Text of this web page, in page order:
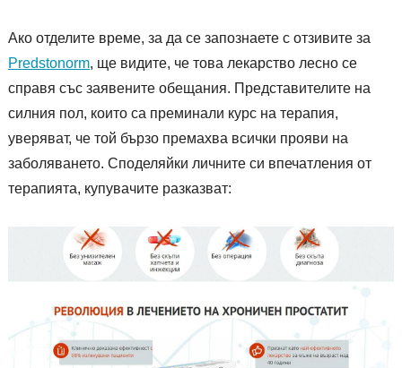
Ако отделите време, за да се запознаете с отзивите за
Predstonorm, ще видите, че това лекарство лесно се
справя със заявените обещания. Представителите на
силния пол, които са преминали курс на терапия,
уверяват, че той бързо премахва всички прояви на
заболяването. Споделяйки личните си впечатления от
терапията, купувачите разказват: